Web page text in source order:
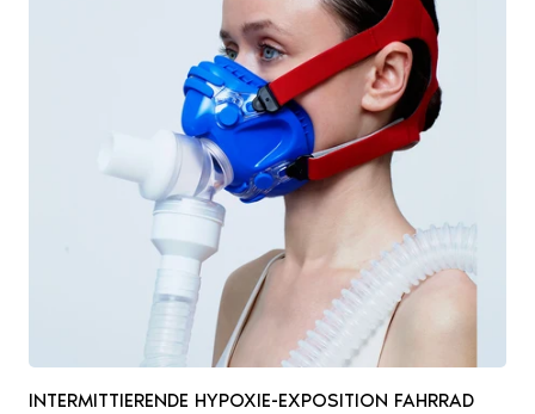
INTERMITTIERENDE HYPOXIE-EXPOSITION FAHRRAD